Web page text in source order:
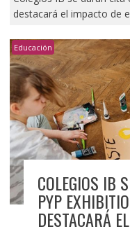
destacará el impacto de
Educación
COLEGIOS IB
PYP
DESTACARÁ